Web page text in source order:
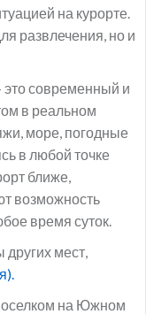
на курорте.
развлечения, но и
современный и
в реальном
море, погодные
в любой точке
ближе,
возможность
время суток.
мест,
на Южном